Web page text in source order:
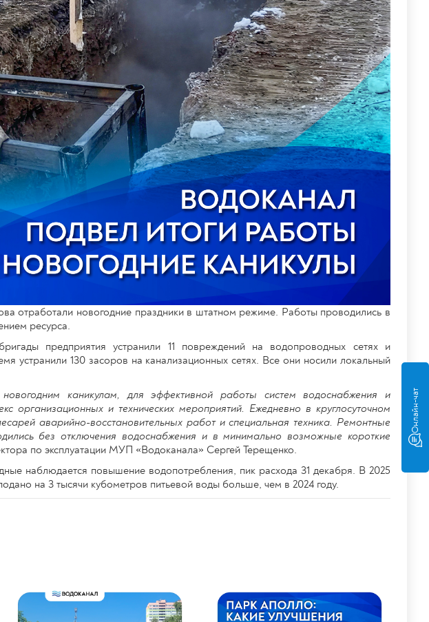
Онлайн-чат
отработали новогодние праздники в штатном режиме. Работы проводились в
ресурса.
предприятия устранили 11 повреждений на водопроводных сетях и
устранили 130 засоров на канализационных сетях. Все они носили локальный
каникулам, для эффективной работы систем водоснабжения и
организационных и технических мероприятий. Ежедневно в круглосуточном
аварийно-восстановительных работ и специальная техника. Ремонтные
без отключения водоснабжения и в минимально возможные короткие
по эксплуатации МУП «Водоканала» Сергей Терещенко.
наблюдается повышение водопотребления, пик расхода 31 декабря. В 2025
на 3 тысячи кубометров питьевой воды больше, чем в 2024 году.